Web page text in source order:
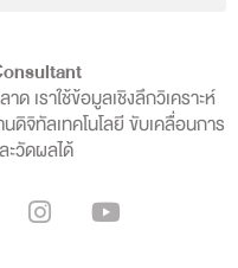
เราใช้ข้อมูลเชิงลึกวิเคราะห์
จิทัลเทคโนโลยี ขับเคลื่อนการ
ะวัดผลได้